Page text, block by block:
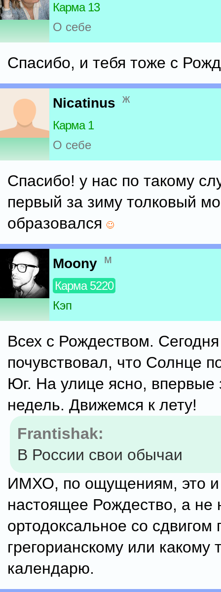
Карма 13
О себе
Спасибо, и тебя тоже с
Nicatinus ж
Карма 1
О себе
Спасибо! у нас по такому
первый за зиму толковый
образовался
Moony м
Карма 5220
Кэп
Всех с Рождеством.
почувствовал, что Солнце
Юг. На улице ясно, впервые
недель. Движемся к лету!
Frantishak:
В России свои обычаи
ИМХО, по ощущениям, это и
настоящее Рождество, а не
ортодоксальное со сдвигом
грегорианскому или какому
календарю.